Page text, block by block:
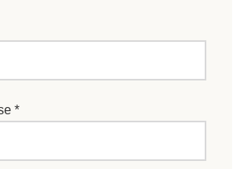
*